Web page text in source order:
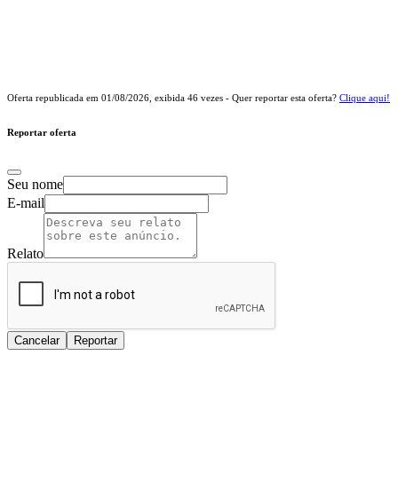
Oferta republicada em 01/08/2026 , exibida 46 vezes - Quer reportar esta oferta? Clique aqui!
Reportar oferta
Seu nome
E-mail
Relato
Cancelar Reportar